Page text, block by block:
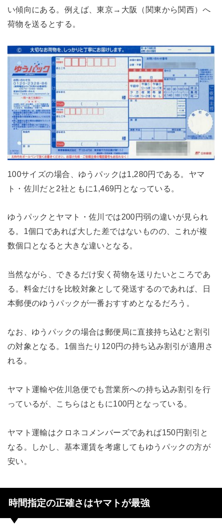
い傾向にある。例えば、東京→大阪（関東から関西）へ
荷物を送るとする。
100サイズの場合、ゆうパックは1,280円である。ヤマ
ト・佐川だと2社ともに1,469円となっている。
ゆうパックとヤマト・佐川では200円弱の違いが見られ
る。1個口であれば大した差ではないものの、これが複
数個口となると大きな違いとなる。
当然ながら、できるだけ安く荷物を送りたいところであ
る。料金だけを比較対象として発送するのであれば、日
本郵便のゆうパックが一番おすすめとなるだろう。
なお、ゆうパックの場合は郵便局に直接持ち込むと割引
の対象となる。1個当たり120円の持ち込み割引が適用さ
れる。
ヤマト運輸や佐川急便でも営業所への持ち込み割引を行
っているが、こちらはともに100円となっている。
ヤマト運輸はクロネコメンバーズであれば150円割引と
なる。しかし、基本運賃を考慮してもゆうパックの方が
安い。
時間指定の正確さはヤマトが最強